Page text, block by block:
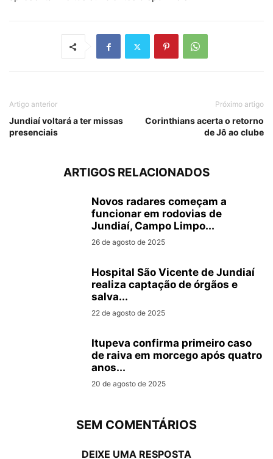
Artigo anterior
Jundiaí voltará a ter missas
presenciais
Próximo artigo
Corinthians acerta o retorno
de Jô ao clube
ARTIGOS RELACIONADOS
Novos radares começam a
funcionar em rodovias de
Jundiaí, Campo Limpo...
26 de agosto de 2025
Hospital São Vicente de Jundiaí
realiza captação de órgãos e
salva...
22 de agosto de 2025
Itupeva confirma primeiro caso
de raiva em morcego após quatro
anos...
20 de agosto de 2025
SEM COMENTÁRIOS
DEIXE UMA RESPOSTA